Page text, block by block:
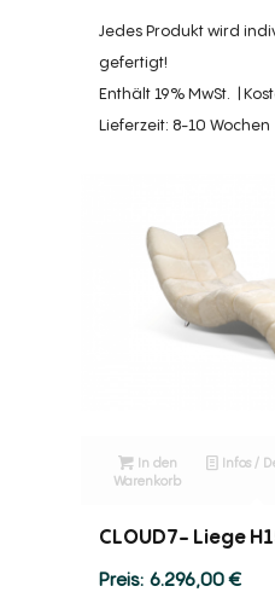
Jedes Produkt wird
gefertigt!
Enthält 19% MwSt.
Lieferzeit: 8-10 Wochen
In den
Warenkorb
Infos /
CLOUD7- Liege
6.296,00€